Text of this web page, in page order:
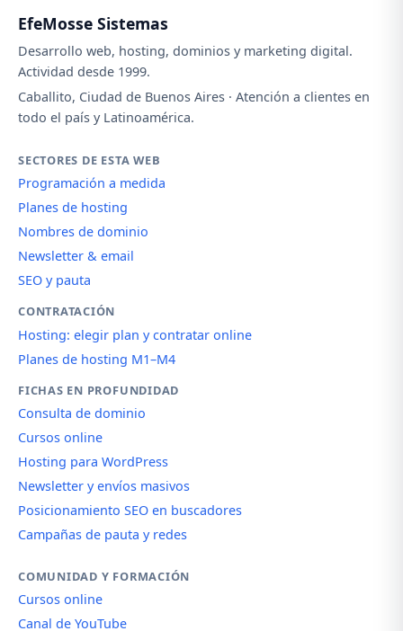
EfeMosse Sistemas
Desarrollo web, hosting, dominios y marketing digital.
Actividad desde 1999.
Caballito, Ciudad de Buenos Aires · Atención a clientes en
todo el país y Latinoamérica.
SECTORES DE ESTA WEB
Programación a medida
Planes de hosting
Nombres de dominio
Newsletter & email
SEO y pauta
CONTRATACIÓN
Hosting: elegir plan y contratar online
Planes de hosting M1–M4
FICHAS EN PROFUNDIDAD
Consulta de dominio
Cursos online
Hosting para WordPress
Newsletter y envíos masivos
Posicionamiento SEO en buscadores
Campañas de pauta y redes
COMUNIDAD Y FORMACIÓN
Cursos online
Canal de YouTube